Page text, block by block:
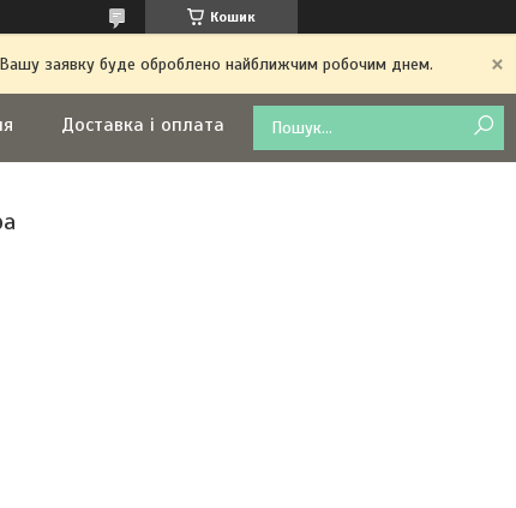
Кошик
Вашу заявку буде оброблено найближчим робочим днем.
Доставка і оплата